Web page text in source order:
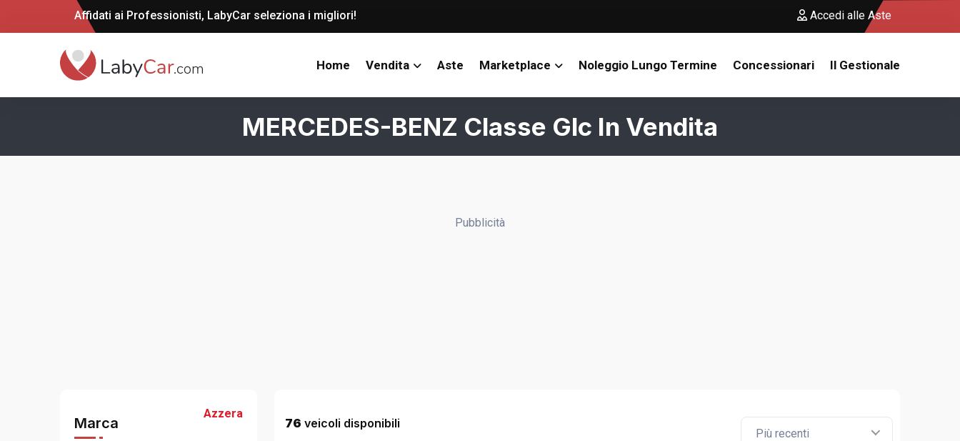
Affidati ai Professionisti, LabyCar seleziona i migliori! Accedi alle Aste
Home Vendita Aste Marketplace Noleggio Lungo Termine Concessionari Il Gestionale
MERCEDES-BENZ Classe Glc In Vendita
Pubblicità
Azzera
Marca 76 veicoli disponibili
Più recenti